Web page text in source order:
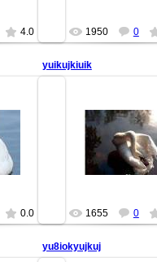
4.0 1950 0
0.0
yuikujkiuik
26.10.2010
farid47
1655 0
yu8iokyujkuj